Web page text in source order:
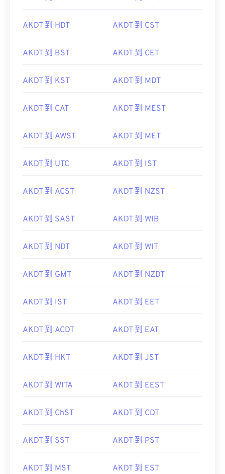
AKDT 到 HDT AKDT 到 CST
AKDT 到 BST AKDT 到 CET
AKDT 到 KST AKDT 到 MDT
AKDT 到 CAT AKDT 到 MEST
AKDT 到 AWST AKDT 到 MET
AKDT 到 UTC AKDT 到 IST
AKDT 到 ACST AKDT 到 NZST
AKDT 到 SAST AKDT 到 WIB
AKDT 到 NDT AKDT 到 WIT
AKDT 到 GMT AKDT 到 NZDT
AKDT 到 IST AKDT 到 EET
AKDT 到 ACDT AKDT 到 EAT
AKDT 到 HKT AKDT 到 JST
AKDT 到 WITA AKDT 到 EEST
AKDT 到 ChST AKDT 到 CDT
AKDT 到 SST AKDT 到 PST
AKDT 到 MST AKDT 到 EST